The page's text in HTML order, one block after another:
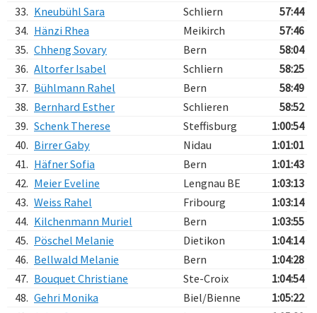
33. Kneubühl Sara Schliern
57:44
34. Hänzi Rhea Meikirch
57:46
35. Chheng Sovary Bern
58:04
36. Altorfer Isabel Schliern
58:25
37. Bühlmann Rahel Bern
58:49
38. Bernhard Esther Schlieren
58:52
39. Schenk Therese Steffisburg
1:00:54
40. Birrer Gaby Nidau
1:01:01
41. Häfner Sofia Bern
1:01:43
42. Meier Eveline Lengnau BE
1:03:13
43. Weiss Rahel Fribourg
1:03:14
44. Kilchenmann Muriel Bern
1:03:55
45. Pöschel Melanie Dietikon
1:04:14
46. Bellwald Melanie Bern
1:04:28
47. Bouquet Christiane Ste-Croix
1:04:54
48. Gehri Monika Biel/Bienne
1:05:22